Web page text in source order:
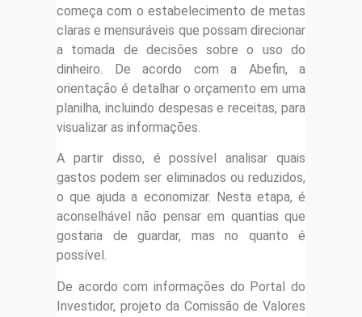
começa com o estabelecimento de metas
claras e mensuráveis que possam direcionar
a tomada de decisões sobre o uso do
dinheiro. De acordo com a Abefin, a
orientação é detalhar o orçamento em uma
planilha, incluindo despesas e receitas, para
visualizar as informações.
A partir disso, é possível analisar quais
gastos podem ser eliminados ou reduzidos,
o que ajuda a economizar. Nesta etapa, é
aconselhável não pensar em quantias que
gostaria de guardar, mas no quanto é
possível.
De acordo com informações do Portal do
Investidor, projeto da Comissão de Valores